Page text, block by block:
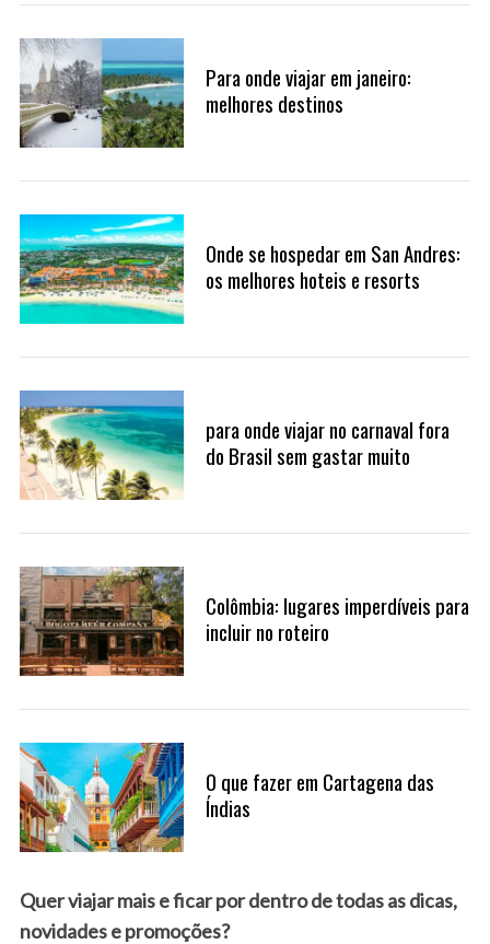
Para onde viajar em janeiro:
melhores destinos
Onde se hospedar em San Andres:
os melhores hoteis e resorts
para onde viajar no carnaval fora
do Brasil sem gastar muito
Colômbia: lugares imperdíveis para
incluir no roteiro
O que fazer em Cartagena das
Índias
Quer viajar mais e ficar por dentro de todas as dicas,
novidades e promoções?
S
e
a
r
f
o
r
: